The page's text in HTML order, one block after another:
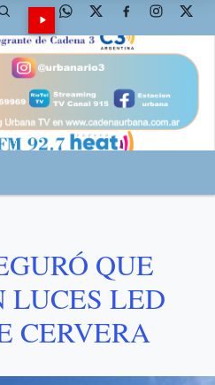
QUE
LUCES LED
CERVERA